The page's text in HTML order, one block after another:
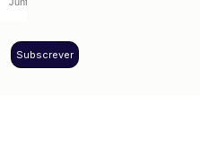
Subscrever